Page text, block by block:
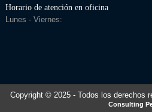
Horario de atención en oficina
Lunes - Viernes:
Copyright © 2025- Todos los derechos
Consulting